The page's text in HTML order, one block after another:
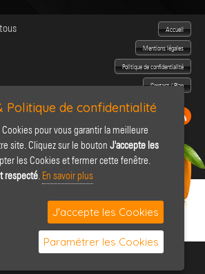
Accueil
Mentions légales
Politique de confidentialité
Contact / Plan
Politique de confidentialité
pour vous garantir la meilleure
site. Cliquez sur le bouton J'accepte les
les Cookies et fermer cette fenêtre.
respecté. En savoir plus
J'accepte les Cookies
Paramétrer les Cookies